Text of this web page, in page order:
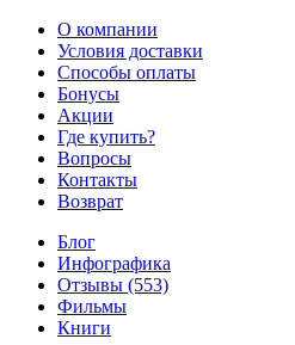
О компании
Условия доставки
Способы оплаты
Бонусы
Акции
Где купить?
Вопросы
Контакты
Возврат
Блог
Инфографика
Отзывы (553)
Фильмы
Книги